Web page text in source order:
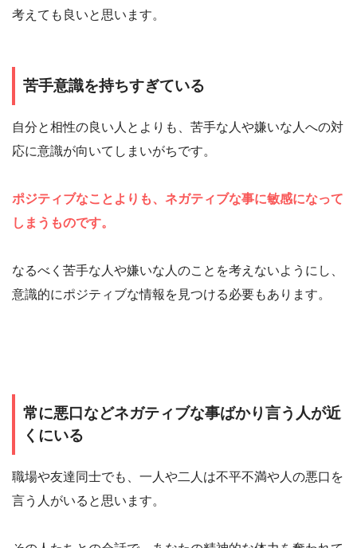
考えても良いと思います。
苦手意識を持ちすぎている
自分と相性の良い人とよりも、苦手な人や嫌いな人への対
応に意識が向いてしまいがちです。
ポジティブなことよりも、ネガティブな事に敏感になって
しまうものです。
なるべく苦手な人や嫌いな人のことを考えないようにし、
意識的にポジティブな情報を見つける必要もあります。
常に悪口などネガティブな事ばかり言う人が近
くにいる
職場や友達同士でも、一人や二人は不平不満や人の悪口を
言う人がいると思います。